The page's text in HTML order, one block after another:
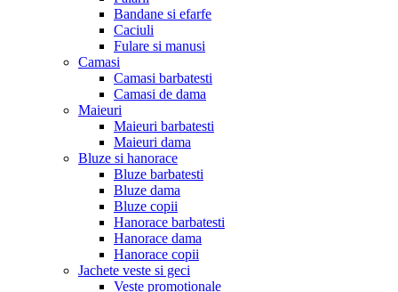
Bandane si efarfe
Caciuli
Fulare si manusi
Camasi
Camasi barbatesti
Camasi de dama
Maieuri
Maieuri barbatesti
Maieuri dama
Bluze si hanorace
Bluze barbatesti
Bluze dama
Bluze copii
Hanorace barbatesti
Hanorace dama
Hanorace copii
Jachete veste si geci
Veste promotionale